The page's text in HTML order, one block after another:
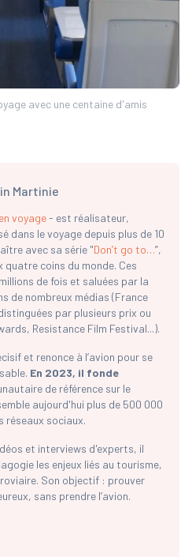
avec une centaine d'amis
Martinie
voyage- est réalisateur,
dans le voyage depuis plus de 10
avec sa série "Don’t go to…”,
coins du monde. Ces
de fois et saluées par la
de nombreux médias (France
par plusieurs prix ou
Resistance Film Festival...).
et renonce à l’avion pour se
En 2023, il fonde
de référence sur le
aujourd'hui plus de 500 000
réseaux sociaux.
et interviews d'experts, il
les enjeux liés au tourisme,
Son objectif : prouver
sans prendre l’avion.